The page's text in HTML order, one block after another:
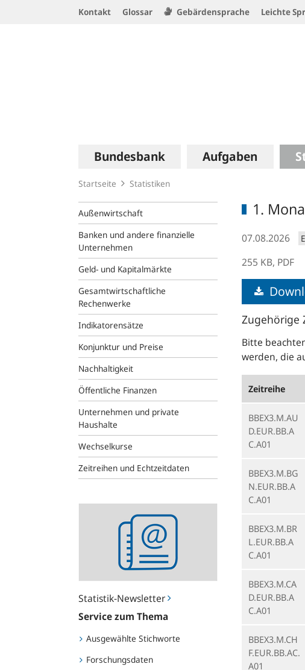
Kontakt Glossar Gebärdensprache Leichte
Hauptnavigation
Bundesbank Aufgaben
Startseite Statistiken
Außenwirtschaft
Banken und andere finanzielle
Unternehmen
Geld- und Kapitalmärkte
Gesamtwirtschaftliche
Rechenwerke
Indikatorensätze
Konjunktur und Preise
Nachhaltigkeit
Öffentliche Finanzen
Unternehmen und private
Haushalte
Wechselkurse
Zeitreihen und Echtzeitdaten
Statistik-Newsletter
Newsletter
Service zum Thema
Ausgewählte Stichworte
Forschungsdaten
1.
07.08.2026
255 KB, PDF
Zugehörige
Bitte
werden, die
Zeitreihe
BBEX3.M.AU
D.EUR.BB.A
C.A01
BBEX3.M.BG
N.EUR.BB.A
C.A01
BBEX3.M.BR
L.EUR.BB.A
C.A01
BBEX3.M.CA
D.EUR.BB.A
C.A01
BBEX3.M.CH
F.EUR.BB.AC.
A01